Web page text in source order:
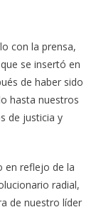
con la prensa,
se insertó en
de haber sido
hasta nuestros
de justicia y
en reflejo de la
radial,
de nuestro líder